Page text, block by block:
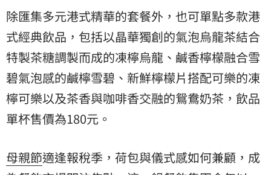
除匯集多元港式精華的套餐外，也可單點多款港
式經典飲品，包括以晶華獨創的氣泡烏龍茶結合
特製茶糖調製而成的凍檸烏龍、鹹香檸檬融合雪
碧氣泡感的鹹檸雪碧、新鮮檸檬片搭配可樂的凍
檸可樂以及茶香與咖啡香交融的鴛鴦奶茶，飲品
單杯售價為180元。
母親節適逢報稅季，荷包與儀式感如何兼顧，成